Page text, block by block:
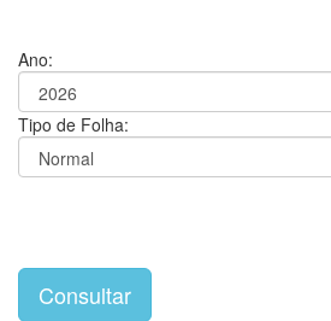
Ano:
Tipo de Folha: